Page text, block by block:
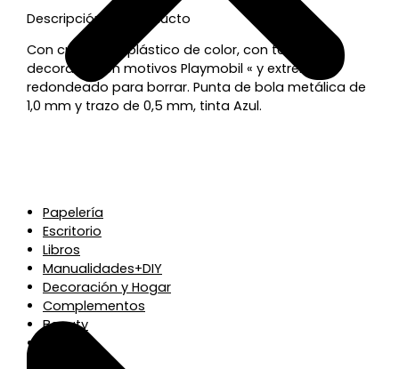
Papelería
Escritorio
Libros
Manualidades+DIY
Decoración y Hogar
Complementos
Beauty
Regalos
Descripción del producto
Con cuerpo de plástico de color, con tapa
decorada con motivos Playmobil « y extremo
redondeado para borrar. Punta de bola metálica de
1,0 mm y trazo de 0,5 mm, tinta Azul.